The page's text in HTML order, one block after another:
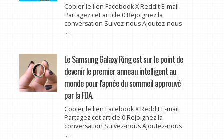
Copier le lien Facebook X Reddit E-mail
Partagez cet article 0 Rejoignez la
conversation Suivez-nous Ajoutez-nous
...
Le Samsung Galaxy Ring est sur le point de
devenir le premier anneau intelligent au
monde pour l'apnée du sommeil approuvé
par la FDA.
Copier le lien Facebook X Reddit E-mail
Partagez cet article 0 Rejoignez la
conversation Suivez-nous Ajoutez-nous
...